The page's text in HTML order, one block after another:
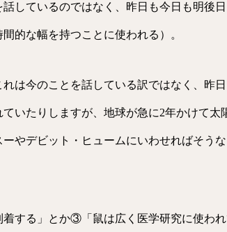
しているのではなく、昨日も今日も明後
的な幅を持つことに使われる）。
は今のことを話している訳ではなく、昨
いたりしますが、地球が急に2年かけて太
やデビット・ヒュームにいわせればそうな
る」とか③「鼠は広く医学研究に使わ